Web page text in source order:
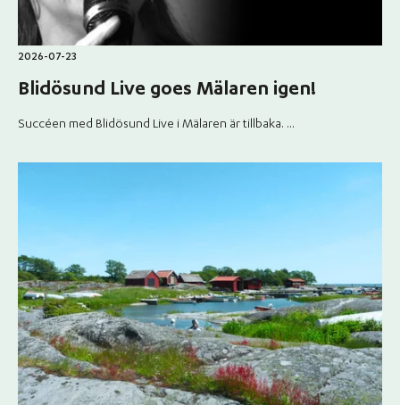
2026-07-23
Blidösund Live goes Mälaren igen!
Succéen med Blidösund Live i Mälaren är tillbaka. ...